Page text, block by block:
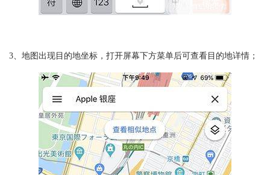
3、地图出现目的地坐标，打开屏幕下方菜单后可查看目的地详情；